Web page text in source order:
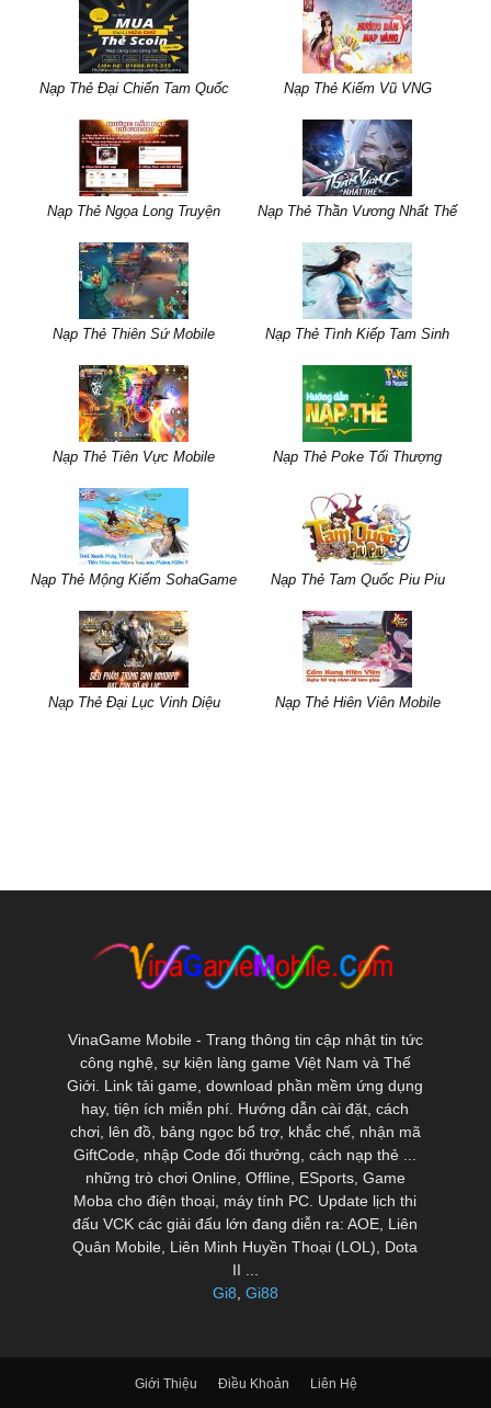
Nạp Thẻ Đại Chiến Tam Quốc Nạp Thẻ Kiếm Vũ VNG
Nạp Thẻ Ngọa Long Truyện Nạp Thẻ Thần Vương Nhất Thế
Nạp Thẻ Thiên Sứ Mobile Nạp Thẻ Tình Kiếp Tam Sinh
Nạp Thẻ Tiên Vực Mobile Nạp Thẻ Poke Tối Thượng
Nạp Thẻ Mộng Kiếm SohaGame Nạp Thẻ Tam Quốc Piu Piu
Nạp Thẻ Đại Lục Vinh Diệu Nạp Thẻ Hiên Viên Mobile
VinaGame Mobile - Trang thông tin cập nhật tin tức
công nghệ, sự kiện làng game Việt Nam và Thế
Giới. Link tải game, download phần mềm ứng dụng
hay, tiện ích miễn phí. Hướng dẫn cài đặt, cách
chơi, lên đồ, bảng ngọc bổ trợ, khắc chế, nhận mã
GiftCode, nhập Code đổi thưởng, cách nạp thẻ ...
những trò chơi Online, Offline, ESports, Game
Moba cho điện thoại, máy tính PC. Update lịch thi
đấu VCK các giải đấu lớn đang diễn ra: AOE, Liên
Quân Mobile, Liên Minh Huyền Thoại (LOL), Dota
II ...
Gi8, Gi88
Giới Thiệu Điều Khoản Liên Hệ